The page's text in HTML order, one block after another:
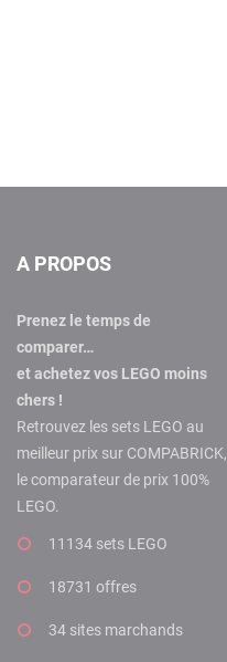
A PROPOS
Prenez le temps de
comparer…
et achetez vos LEGO moins
chers !
Retrouvez les sets LEGO au
meilleur prix sur COMPABRICK,
le comparateur de prix 100%
LEGO.
11134 sets LEGO
18731 offres
34 sites marchands